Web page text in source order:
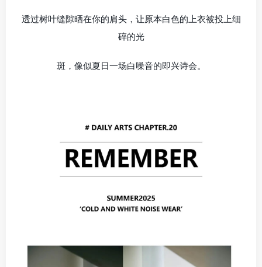
透过树叶缝隙晒在你的肩头，让原本白色的上衣被投上细
碎的光
斑，像似夏日一场白噪音的即兴诗会。